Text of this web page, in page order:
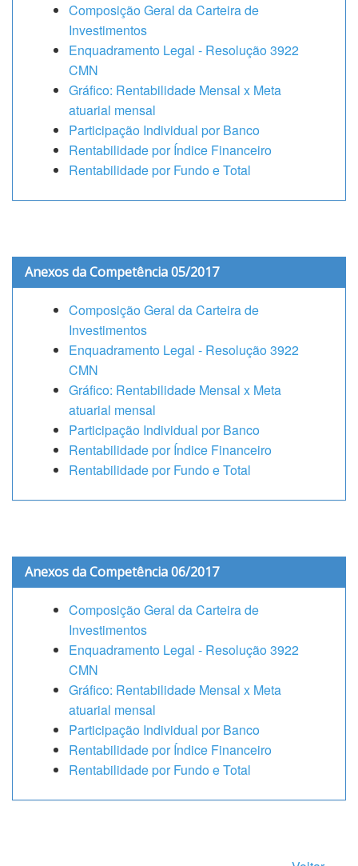
Composição Geral da Carteira de
Investimentos
Enquadramento Legal - Resolução 3922
CMN
Gráfico: Rentabilidade Mensal x Meta
atuarial mensal
Participação Individual por Banco
Rentabilidade por Índice Financeiro
Rentabilidade por Fundo e Total
Anexos da Competência 05/2017
Composição Geral da Carteira de
Investimentos
Enquadramento Legal - Resolução 3922
CMN
Gráfico: Rentabilidade Mensal x Meta
atuarial mensal
Participação Individual por Banco
Rentabilidade por Índice Financeiro
Rentabilidade por Fundo e Total
Anexos da Competência 06/2017
Composição Geral da Carteira de
Investimentos
Enquadramento Legal - Resolução 3922
CMN
Gráfico: Rentabilidade Mensal x Meta
atuarial mensal
Participação Individual por Banco
Rentabilidade por Índice Financeiro
Rentabilidade por Fundo e Total